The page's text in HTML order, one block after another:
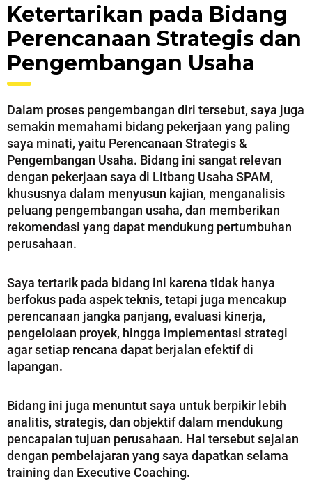
Ketertarikan pada Bidang
Perencanaan Strategis dan
Pengembangan Usaha
Dalam proses pengembangan diri tersebut, saya juga
semakin memahami bidang pekerjaan yang paling
saya minati, yaitu Perencanaan Strategis &
Pengembangan Usaha. Bidang ini sangat relevan
dengan pekerjaan saya di Litbang Usaha SPAM,
khususnya dalam menyusun kajian, menganalisis
peluang pengembangan usaha, dan memberikan
rekomendasi yang dapat mendukung pertumbuhan
perusahaan.
Saya tertarik pada bidang ini karena tidak hanya
berfokus pada aspek teknis, tetapi juga mencakup
perencanaan jangka panjang, evaluasi kinerja,
pengelolaan proyek, hingga implementasi strategi
agar setiap rencana dapat berjalan efektif di
lapangan.
Bidang ini juga menuntut saya untuk berpikir lebih
analitis, strategis, dan objektif dalam mendukung
pencapaian tujuan perusahaan. Hal tersebut sejalan
dengan pembelajaran yang saya dapatkan selama
training dan Executive Coaching.